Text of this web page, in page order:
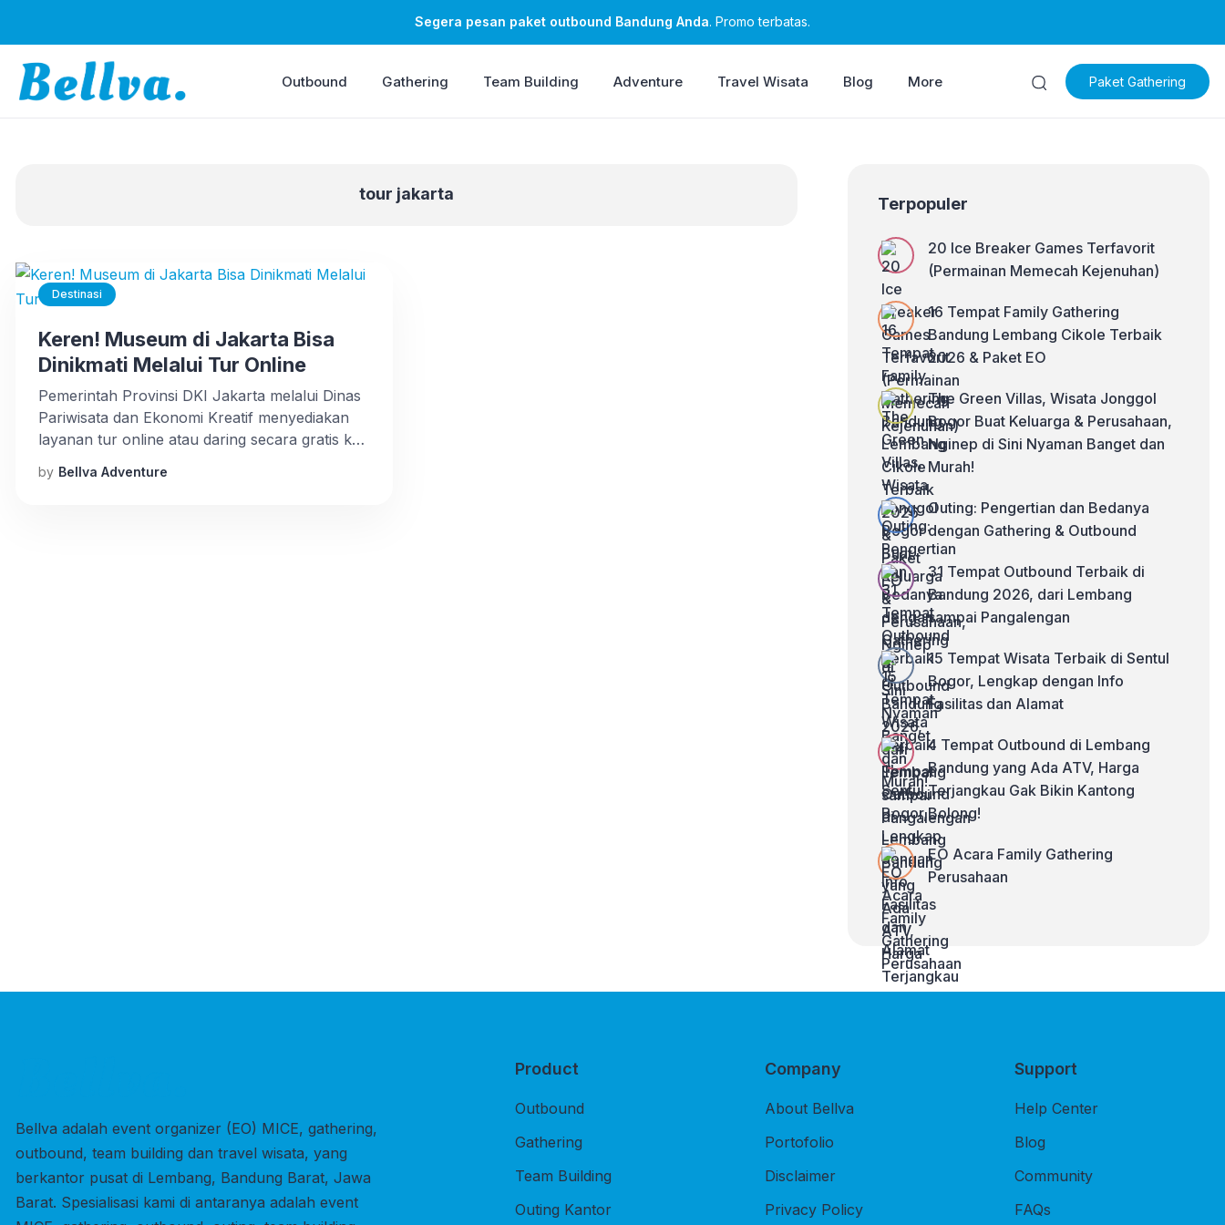
Segera pesan paket outbound Bandung Anda. Promo terbatas.
Paket Gathering
Outbound Gathering Team Building Adventure Travel Wisata Blog More
tour jakarta
Destinasi
Keren! Museum di Jakarta Bisa
Dinikmati Melalui Tur Online
Pemerintah Provinsi DKI Jakarta melalui Dinas
Pariwisata dan Ekonomi Kreatif menyediakan
layanan tur online atau daring secara gratis ke
tur daring ini tentu bisa diakses oleh siapapun
by Bellva Adventure
Terpopuler
20 Ice Breaker Games Terfavorit
(Permainan Memecah Kejenuhan)
16 Tempat Family Gathering
Bandung Lembang Cikole Terbaik
2026 & Paket EO
The Green Villas, Wisata Jonggol
Bogor Buat Keluarga & Perusahaan,
Nginep di Sini Nyaman Banget dan
Murah!
Outing: Pengertian dan Bedanya
dengan Gathering & Outbound
31 Tempat Outbound Terbaik di
Bandung 2026, dari Lembang
sampai Pangalengan
15 Tempat Wisata Terbaik di Sentul
Bogor, Lengkap dengan Info
Fasilitas dan Alamat
4 Tempat Outbound di Lembang
Bandung yang Ada ATV, Harga
Terjangkau Gak Bikin Kantong
Bolong!
EO Acara Family Gathering
Perusahaan
Bellva adalah event organizer (EO) MICE, gathering,
outbound, team building dan travel wisata, yang
berkantor pusat di Lembang, Bandung Barat, Jawa
Barat. Spesialisasi kami di antaranya adalah event
Product
Outbound
Gathering
Team Building
Outing Kantor
Company
About Bellva
Portofolio
Disclaimer
Privacy Policy
Support
Help Center
Blog
Community
FAQs